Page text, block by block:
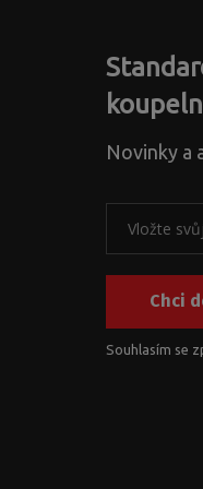
Novinky a
Chci
Souhlasím se